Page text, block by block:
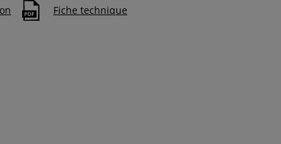
Fiche technique